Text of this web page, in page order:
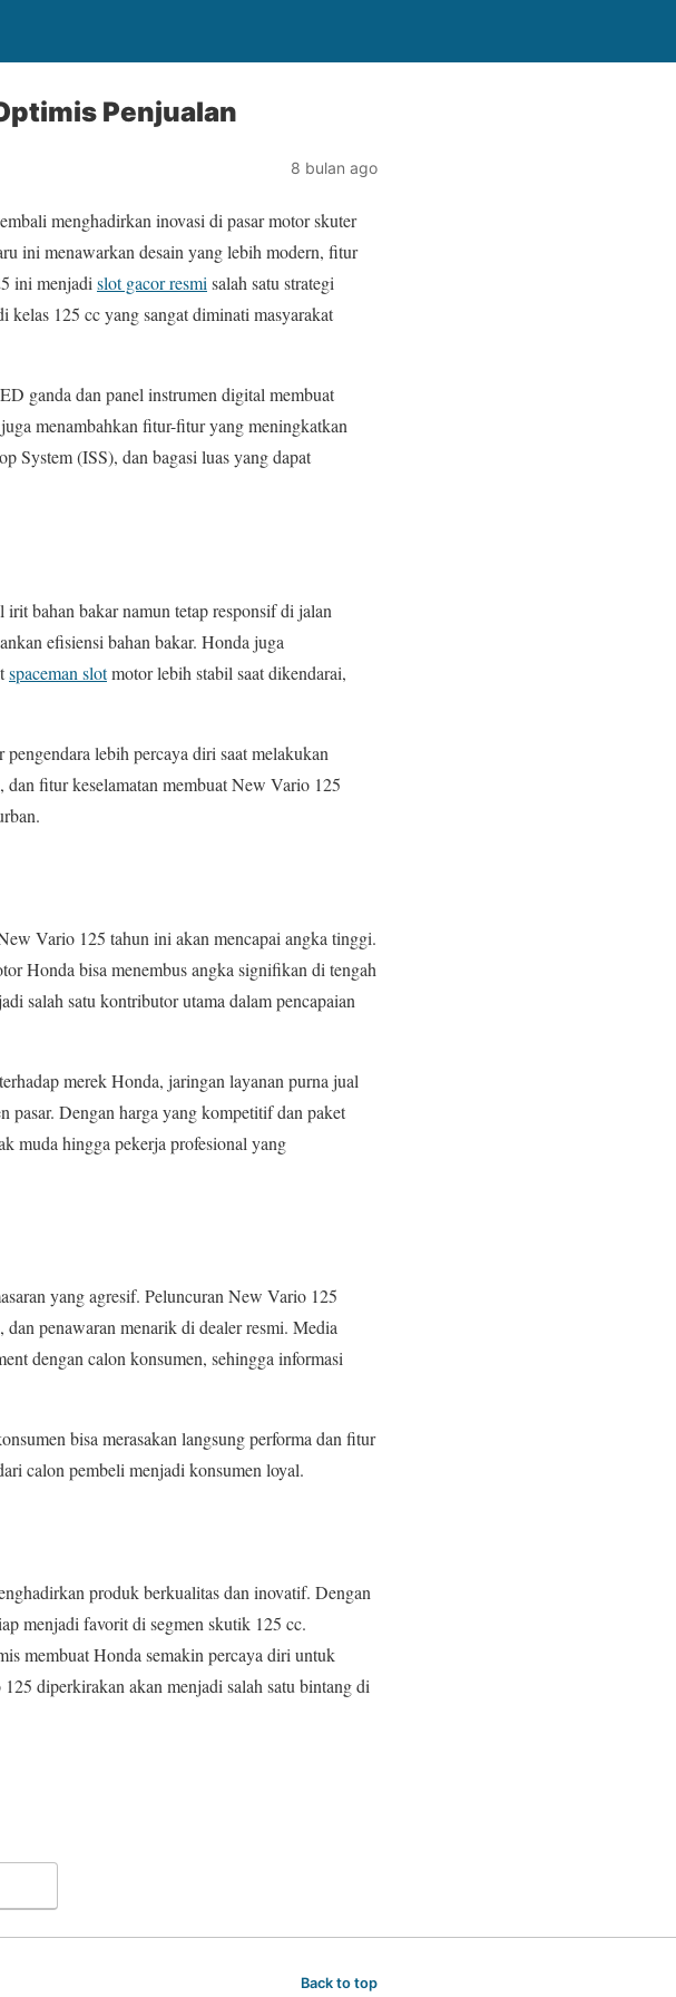
Penjualan
8 bulan ago
menghadirkan inovasi di pasar motor skuter
ini menawarkan desain yang lebih modern, fitur
ini menjadi slot gacor resmi salah satu strategi
125 cc yang sangat diminati masyarakat
ganda dan panel instrumen digital membuat
menambahkan fitur-fitur yang meningkatkan
System (ISS), dan bagasi luas yang dapat
bahan bakar namun tetap responsif di jalan
efisiensi bahan bakar. Honda juga
spaceman slotmotor lebih stabil saat dikendarai,
lebih percaya diri saat melakukan
dan fitur keselamatan membuat New Vario 125
Vario 125 tahun ini akan mencapai angka tinggi.
Honda bisa menembus angka signifikan di tengah
salah satu kontributor utama dalam pencapaian
merek Honda, jaringan layanan purna jual
pasar. Dengan harga yang kompetitif dan paket
muda hingga pekerja profesional yang
yang agresif. Peluncuran New Vario 125
penawaran menarik di dealer resmi. Media
dengan calon konsumen, sehingga informasi
bisa merasakan langsung performa dan fitur
calon pembeli menjadi konsumen loyal.
produk berkualitas dan inovatif. Dengan
menjadi favorit di segmen skutik 125 cc.
membuat Honda semakin percaya diri untuk
diperkirakan akan menjadi salah satu bintang di
Back to top